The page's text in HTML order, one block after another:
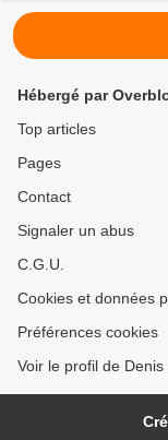
Hébergé par
Top articles
Pages
Contact
Signaler un abus
C.G.U.
Cookies et données
Préférences cookies
Voir le profil de